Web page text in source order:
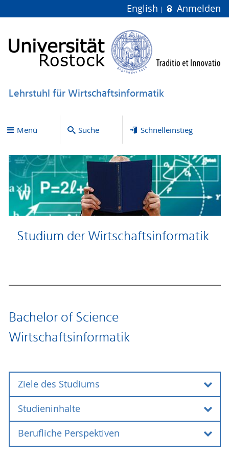
English Anmelden
Lehrstuhl für Wirtschaftsinformatik
Menü Suche Schnelleinstieg
Studium der Wirtschaftsinformatik
Bachelor of Science
Wirtschaftsinformatik
Ziele des Studiums
Ziele des Studiums
Ob Industriebetrieb,
Dienstleistungsunternehmen oder öffentliche
Studieninhalte
Studieninhalte
Berufliche Perspektiven